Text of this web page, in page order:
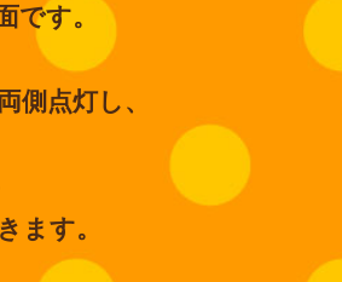
す。
側点灯し、
ます。